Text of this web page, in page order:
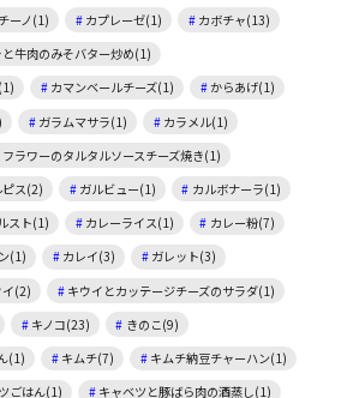
ーノ(1)
カプレーゼ(1)
カボチャ(13)
牛肉のみそバター炒め(1)
カマンベールチーズ(1)
からあげ(1)
ガラムマサラ(1)
カラメル(1)
フラワーのタルタルソースチーズ焼き(1)
ピス(2) ガルビュー(1)
カルボナーラ(1)
スト(1) カレーライス(1)
カレー粉(7)
(1)
カレイ(3)
ガレット(3)
イ(2)
キウイとカッテージチーズのサラダ(1)
キノコ(23)
きのこ(9)
(1)
キムチ(7)
キムチ納豆チャーハン(1)
ごはん(1)
キャベツと豚ばら肉の酒蒸し(1)